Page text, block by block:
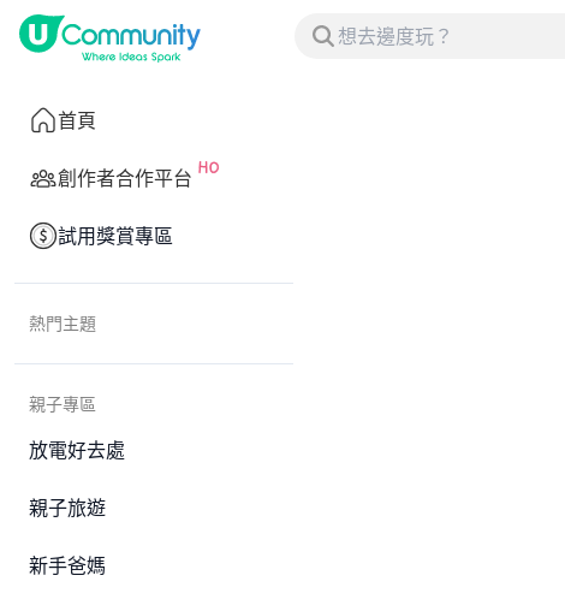
首頁
創作者合作平台
試用獎賞專區
熱門主題
親子專區
放電好去處
親子旅遊
新手爸媽